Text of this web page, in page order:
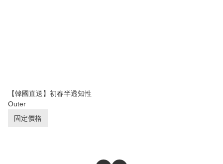
【韓國直送】初春半透知性
Outer
固定價格